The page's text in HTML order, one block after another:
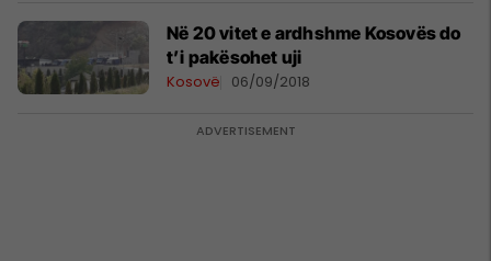
Në 20 vitet e ardhshme Kosovës do
t’i pakësohet uji
Kosovë 06/09/2018